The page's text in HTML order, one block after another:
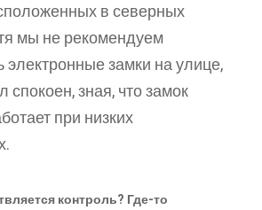
в северных
мы не рекомендуем
электронные замки на улице,
спокоен, зная, что замок
при низких
контроль? Где-то